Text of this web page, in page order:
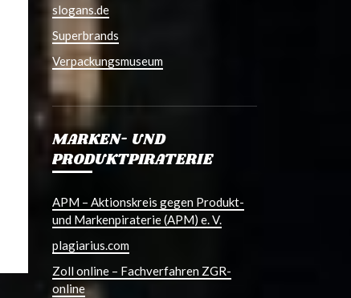
slogans.de
Superbrands
Verpackungsmuseum
MARKEN- UND
PRODUKTPIRATERIE
APM – Aktionskreis gegen Produkt-
und Markenpiraterie (APM) e. V.
plagiarius.com
Zoll online – Fachverfahren ZGR-
online